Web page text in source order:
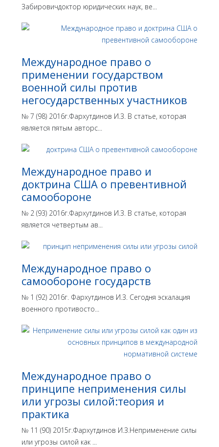
Забировичдоктор юридических наук, ве...
Международное право о
применении государством
военной силы против
негосударственных участников
№ 7 (98) 2016г.Фархутдинов И.З. В статье, которая
является пятым авторс...
Международное право и
доктрина США о превентивной
самообороне
№ 2 (93) 2016г.Фархутдинов И.З. В статье, которая
является четвертым ав...
Международное право о
самообороне государств
№ 1 (92) 2016г. Фархутдинов И.З. Сегодня эскалация
военного противосто...
Международное право о
принципе неприменения силы
или угрозы силой:теория и
практика
№ 11 (90) 2015г.Фархутдинов И.З.Неприменение силы
или угрозы силой как ...